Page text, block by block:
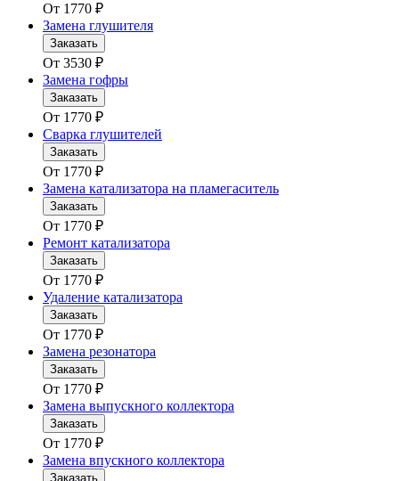
От 1770 ₽
Замена глушителя
Заказать
От 3530 ₽
Замена гофры
Заказать
От 1770 ₽
Сварка глушителей
Заказать
От 1770 ₽
Замена катализатора на пламегаситель
Заказать
От 1770 ₽
Ремонт катализатора
Заказать
От 1770 ₽
Удаление катализатора
Заказать
От 1770 ₽
Замена резонатора
Заказать
От 1770 ₽
Замена выпускного коллектора
Заказать
От 1770 ₽
Замена впускного коллектора
Заказать